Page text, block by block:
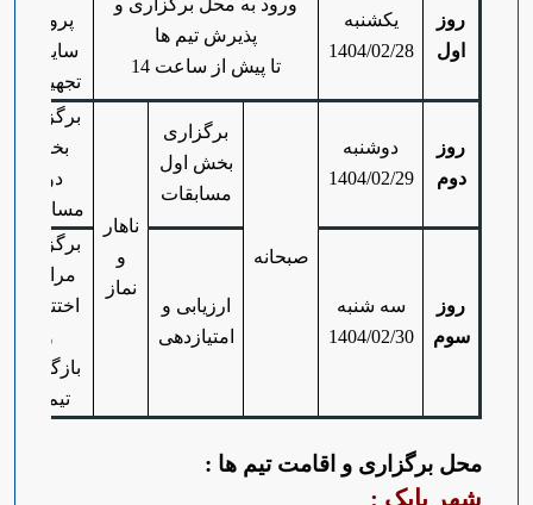
روز
اول
یکشنبه
1404/02/28
پذیرش تیم ها
تا پیش از ساعت 14
پروژه،
سایت و
تجهیزات
روز
دوم
دوشنبه
1404/02/29
صبحانه
برگزاری
بخش اول
مسابقات
ناهار
و
نماز
برگزاری
بخش
دوم
مسابقات
روز
سوم
سه شنبه
1404/02/30
ارزیابی و
امتیازدهی
برگزاری
مراسم
اختتامیه
و
بازگشت
تیم ها
محل برگزاری و اقامت تیم ها :
شهر بابک :